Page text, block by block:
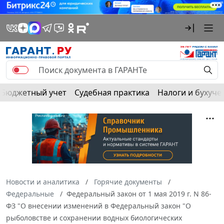
Бюджетный учет Судебная практика Налоги и
Новости и аналитика
Горячие документы
Федеральные
Федеральный закон от 1 мая 2019 г. N 86-
ФЗ "О внесении изменений в Федеральный закон "О
рыболовстве и сохранении водных биологических